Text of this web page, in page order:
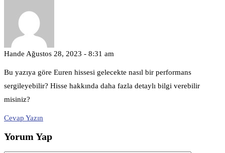
Hande Ağustos 28, 2023 - 8:31 am
Bu yazıya göre Euren hissesi gelecekte nasıl bir performans
sergileyebilir? Hisse hakkında daha fazla detaylı bilgi verebilir
misiniz?
Cevap Yazın
Yorum Yap